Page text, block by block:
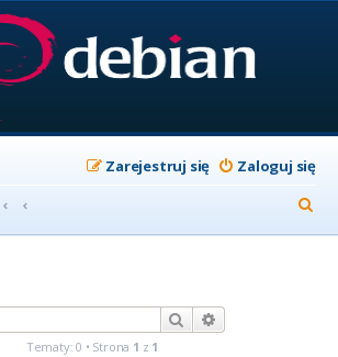
Zaloguj się
Zarejestruj się
z
Szukaj
Tematy: 0 • Strona 1 z 1